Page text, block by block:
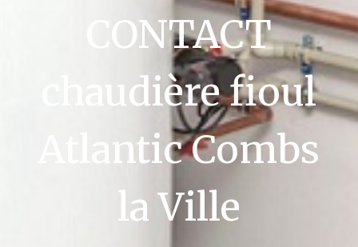
CONTACT
chaudière fioul
Atlantic Combs
la Ville